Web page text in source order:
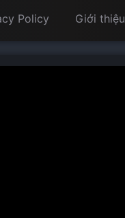
Policy Giới thiệu